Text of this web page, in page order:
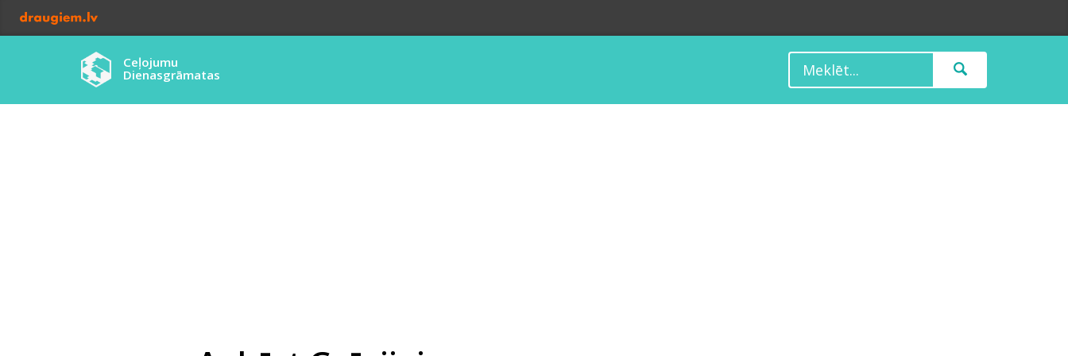
Ceļojumu
Dienasgrāmatas